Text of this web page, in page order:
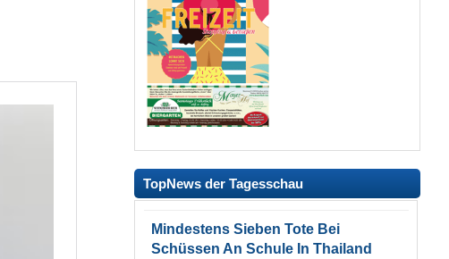
TopNews der Tagesschau
Mindestens Sieben Tote Bei
Schüssen An Schule In Thailand